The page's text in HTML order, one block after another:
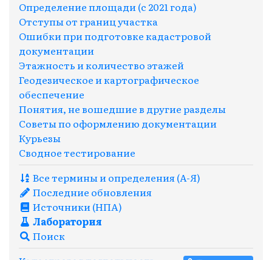
Определение площади (с 2021 года)
Отступы от границ участка
Ошибки при подготовке кадастровой
документации
Этажность и количество этажей
Геодезическое и картографическое
обеспечение
Понятия, не вошедшие в другие разделы
Советы по оформлению документации
Курьезы
Сводное тестирование
Все термины и определения (A-Я)
Последние обновления
Источники (НПА)
Лаборатория
Поиск